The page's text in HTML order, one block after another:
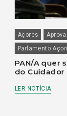
Açores
Parlamento
PAN/A quer
do Cuidador
LER NOTÍCIA